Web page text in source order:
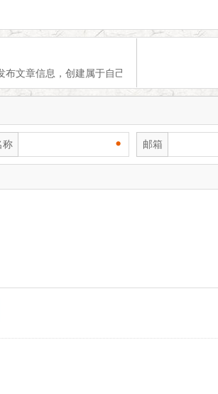
文章信息，创建属于自己的独立空间！
称 • 邮箱